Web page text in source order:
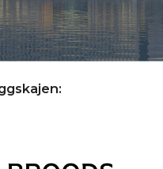
prenumerationen.
.